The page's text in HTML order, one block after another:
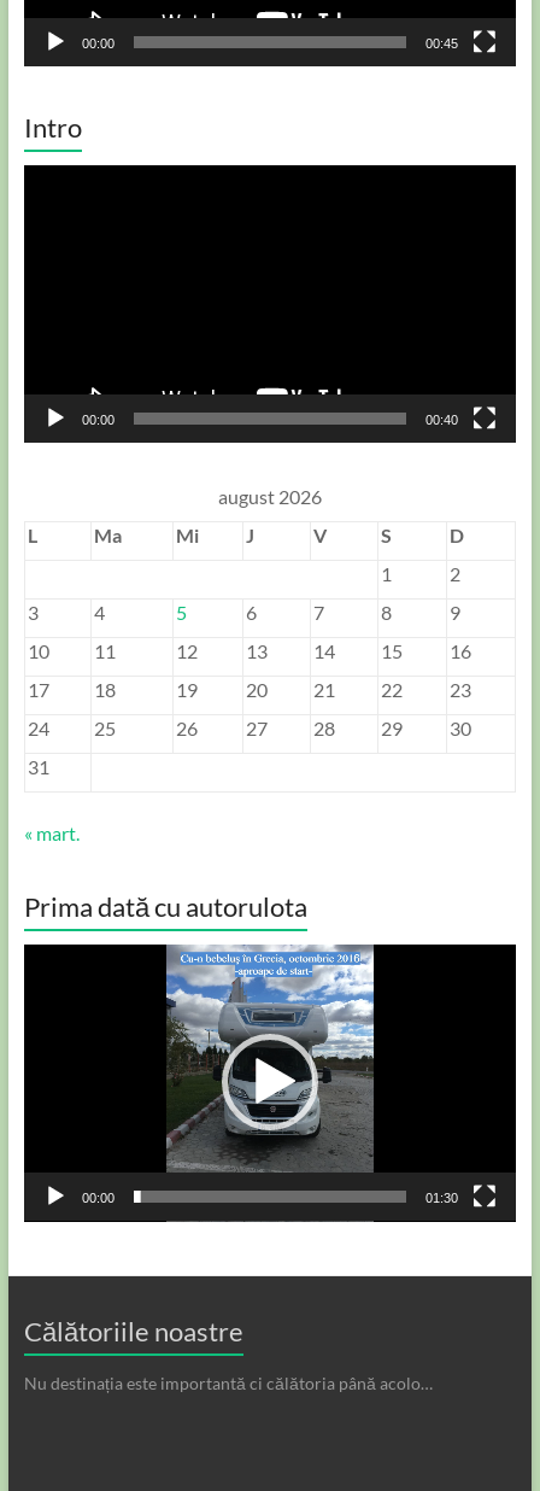
00:00 00:45
Intro
00:00 00:40
august 2026
L
Ma Mi J V S
D
1
2
3
4 5 6 7 8
9
10
11 12 13 14 15
16
17
18 19 20 21 22
23
24
25 26 27 28 29
30
31
« mart.
Prima dată cu autorulota
00:00 01:30
Călătoriile noastre
Nu destinația este importantă ci călătoria până acolo…